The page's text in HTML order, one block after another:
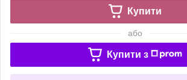
Купити
або
Купити з